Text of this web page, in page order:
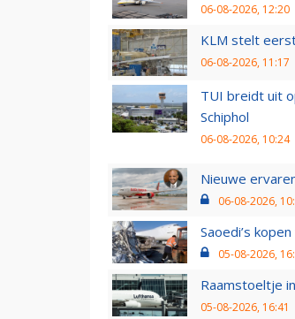
06-08-2026, 12:20
KLM stelt
06-08-2026, 11:17
TUI breidt uit
Schiphol
06-08-2026, 10:24
Nieuwe
06-08-2026,
Saoedi’s
05-08-2026,
Raamstoeltje
05-08-2026, 16:41